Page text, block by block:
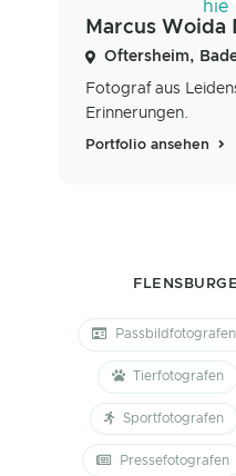
Marcus Woida
Oftersheim,
Fotograf aus
Erinnerungen.
Portfolio ansehen
Passbildfotografen
Tierfotografen
Sportfotografen
Pressefotografen